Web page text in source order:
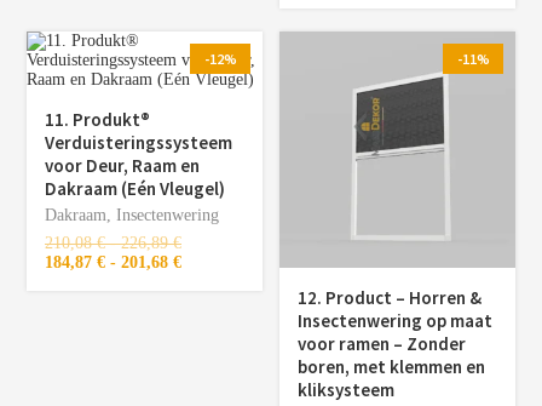
-12%
11. Produkt®️
Verduisteringssysteem
voor Deur, Raam en
Dakraam (Eén Vleugel)
Dakraam, Insectenwering
210,08€ - 226,89€
184,87 € - 201,68 €
-11%
12. Product – Horren &
Insectenwering op maat
voor ramen – Zonder
boren, met klemmen en
kliksysteem